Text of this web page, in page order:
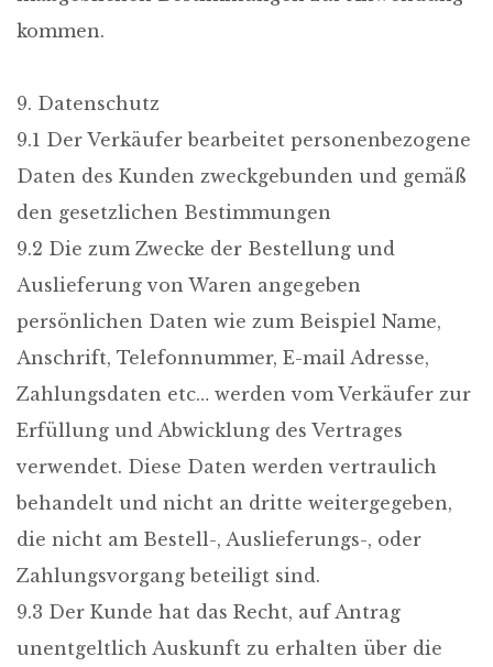
kommen.
9. Datenschutz
9.1 Der Verkäufer bearbeitet personenbezogene
Daten des Kunden zweckgebunden und gemäß
den gesetzlichen Bestimmungen
9.2 Die zum Zwecke der Bestellung und
Auslieferung von Waren angegeben
persönlichen Daten wie zum Beispiel Name,
Anschrift, Telefonnummer, E-mail Adresse,
Zahlungsdaten etc… werden vom Verkäufer zur
Erfüllung und Abwicklung des Vertrages
verwendet. Diese Daten werden vertraulich
behandelt und nicht an dritte weitergegeben,
die nicht am Bestell-, Auslieferungs-, oder
Zahlungsvorgang beteiligt sind.
9.3 Der Kunde hat das Recht, auf Antrag
unentgeltlich Auskunft zu erhalten über die